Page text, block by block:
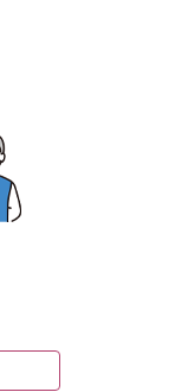
党「明日香村の保
に書類を提出